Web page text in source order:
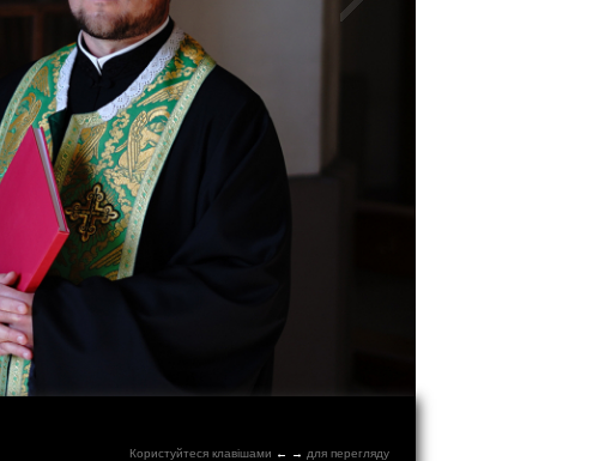
Користуйтеся клавішами ← → для перегляду